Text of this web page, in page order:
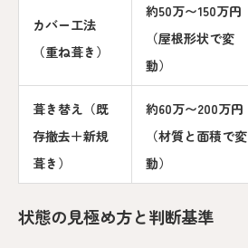
カバー工法
（重ね葺き）
約50万〜150万円
（屋根形状で変
動）
葺き替え（既
存撤去＋新規
葺き）
約60万〜200万円
（材質と面積で変
動）
状態の見極め方と判断基準